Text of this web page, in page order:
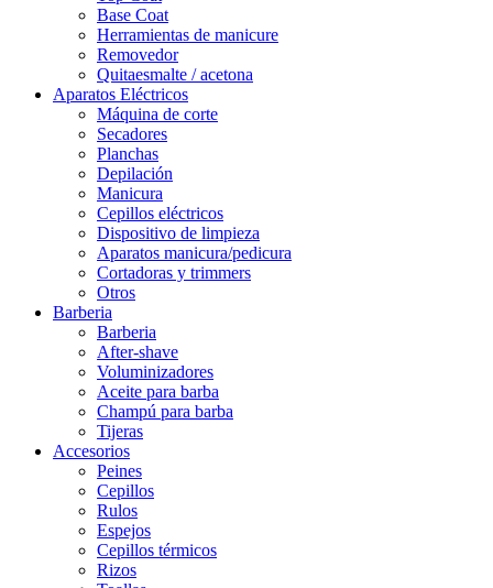
Base Coat
Herramientas de manicure
Removedor
Quitaesmalte / acetona
Aparatos Eléctricos
Máquina de corte
Secadores
Planchas
Depilación
Manicura
Cepillos eléctricos
Dispositivo de limpieza
Aparatos manicura/pedicura
Cortadoras y trimmers
Otros
Barberia
Barberia
After-shave
Voluminizadores
Aceite para barba
Champú para barba
Tijeras
Accesorios
Peines
Cepillos
Rulos
Espejos
Cepillos térmicos
Rizos